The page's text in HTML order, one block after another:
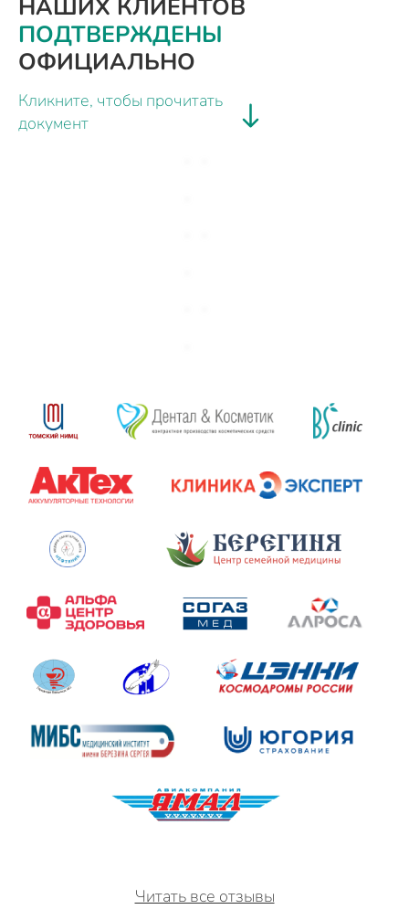
НАШИХ КЛИЕНТОВ
ПОДТВЕРЖДЕНЫ
ОФИЦИАЛЬНО
Кликните, чтобы прочитать
документ
Читать все отзывы